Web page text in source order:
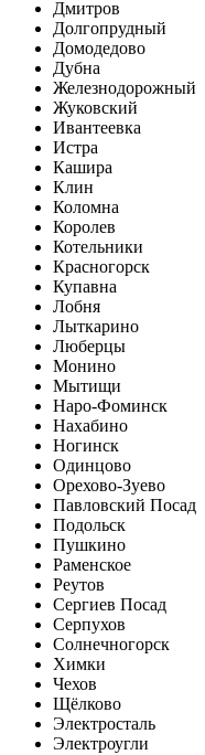
Дмитров
Долгопрудный
Домодедово
Дубна
Железнодорожный
Жуковский
Ивантеевка
Истра
Кашира
Клин
Коломна
Королев
Котельники
Красногорск
Купавна
Лобня
Лыткарино
Люберцы
Монино
Мытищи
Наро-Фоминск
Нахабино
Ногинск
Одинцово
Орехово-Зуево
Павловский Посад
Подольск
Пушкино
Раменское
Реутов
Сергиев Посад
Серпухов
Солнечногорск
Химки
Чехов
Щёлково
Электросталь
Электроугли